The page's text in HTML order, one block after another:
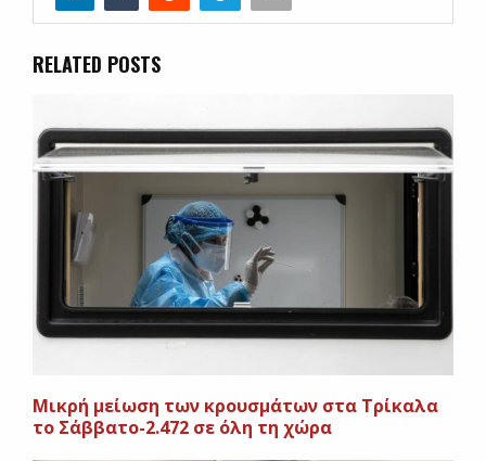
RELATED POSTS
Μικρή μείωση των κρουσμάτων στα Τρίκαλα
το Σάββατο-2.472 σε όλη τη χώρα